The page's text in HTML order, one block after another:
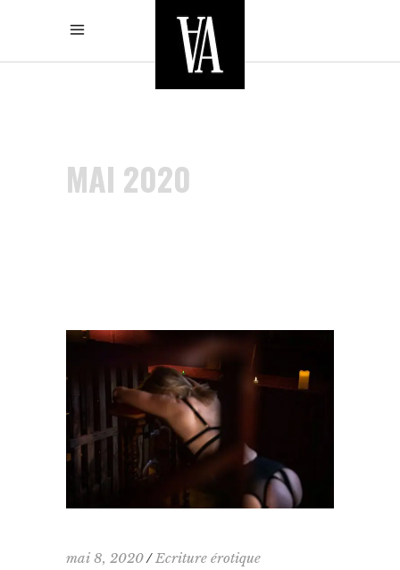
MAI 2020
mai 8, 2020 Ecriture érotique